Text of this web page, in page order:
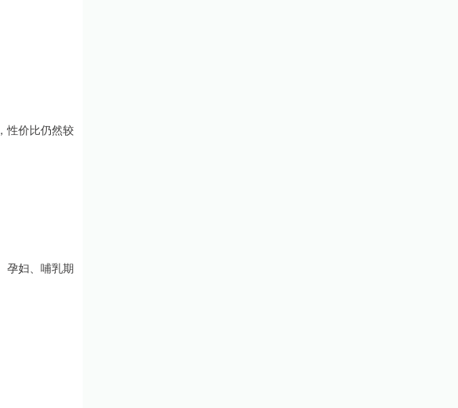
性价比仍然较
孕妇、哺乳期